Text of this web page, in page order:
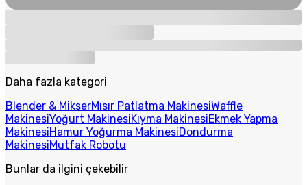
Daha fazla kategori
Blender & MikserMısır Patlatma MakinesiWaffle
MakinesiYoğurt MakinesiKıyma MakinesiEkmek Yapma
MakinesiHamur Yoğurma MakinesiDondurma
MakinesiMutfak Robotu
Bunlar da ilgini çekebilir